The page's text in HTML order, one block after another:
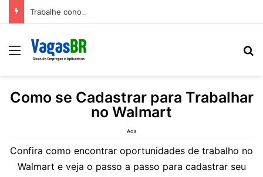
Trabalhe conosco: Vagas abertas na Petrobras
Como se Cadastrar para Trabalhar
no Walmart
Ads
Confira como encontrar oportunidades de trabalho no
Walmart e veja o passo a passo para cadastrar seu